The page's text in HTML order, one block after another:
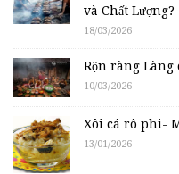
và Chất Lượng?
18/03/2026
Rộn ràng Làng
10/03/2026
Xôi cá rô phi-
13/01/2026